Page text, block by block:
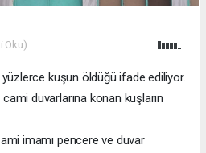
Oku)
kuşun öldüğü ifade ediliyor.
duvarlarına konan kuşların
imamı pencere ve duvar